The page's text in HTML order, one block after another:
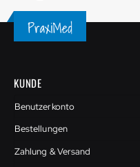
KUNDE
Benutzerkonto
Bestellungen
Zahlung & Versand